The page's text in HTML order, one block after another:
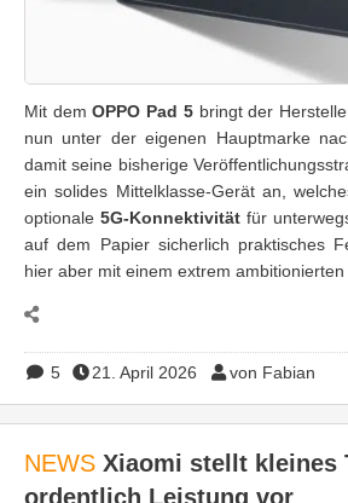
Mit demOPPO Pad 5bringt der
nun unter der eigenen Hauptmarke
damit seine bisherige
ein solides Mittelklasse-Gerät an,
optionale 5G-Konnektivitätfür
auf dem Papier sicherlich praktisches
hier aber mit einem extrem ambitionierten
5 21. April 2026 von Fabian
NEWS Xiaomi stellt kleines
ordentlich Leistung vor